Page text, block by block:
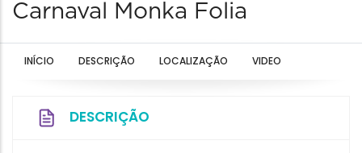
Carnaval Monka Folia
INÍCIO DESCRIÇÃO LOCALIZAÇÃO VIDEO
DESCRIÇÃO